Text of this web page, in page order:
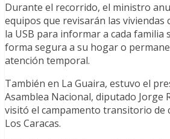
Durante el recorrido, el ministro
equipos que revisarán las viviendas
la USB para informar a cada familia
forma segura a su hogar o
atención temporal.
También en La Guaira, estuvo el
Asamblea Nacional, diputado Jorge
visitó el campamento transitorio de
Los Caracas.